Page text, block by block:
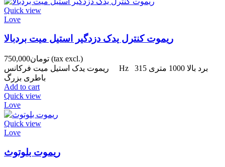
Quick view
Love
ریموت کنترل یدک دزدگیر استیل میت بردبالا
تومان750,000 (tax excl.)
ریموت یدک استیل میت فرکانس Hz 315 برد بالا 1000 متری
Add to cart
Quick view
Love
Quick view
Love
ریموت بلوتوث